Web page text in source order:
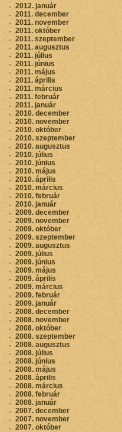
2012. január
2011. december
2011. november
2011. október
2011. szeptember
2011. augusztus
2011. július
2011. június
2011. május
2011. április
2011. március
2011. február
2011. január
2010. december
2010. november
2010. október
2010. szeptember
2010. augusztus
2010. július
2010. június
2010. május
2010. április
2010. március
2010. február
2010. január
2009. december
2009. november
2009. október
2009. szeptember
2009. augusztus
2009. július
2009. június
2009. május
2009. április
2009. március
2009. február
2009. január
2008. december
2008. november
2008. október
2008. szeptember
2008. augusztus
2008. július
2008. június
2008. május
2008. április
2008. március
2008. február
2008. január
2007. december
2007. november
2007. október